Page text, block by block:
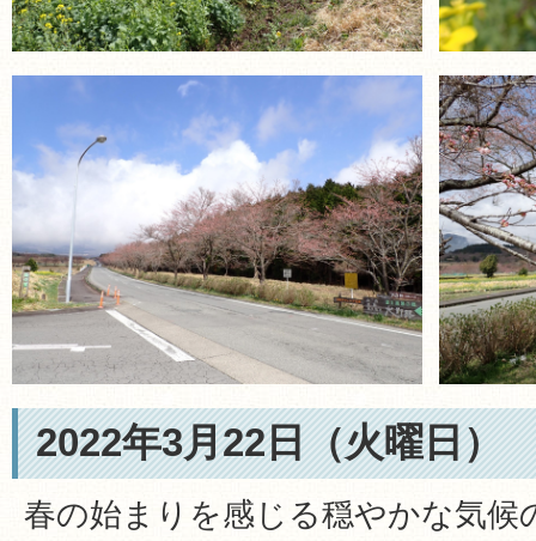
2022年3月22日（火曜日）
春の始まりを感じる穏やかな気候